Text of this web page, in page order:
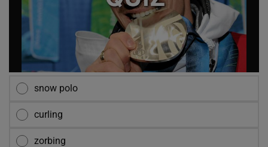
snow polo
curling
zorbing